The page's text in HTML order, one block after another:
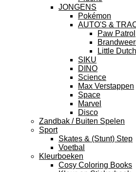
JONGENS
Pokémon
AUTO'S &
Paw Patrol
Little
SIKU
DINO
Science
Max Verstappen
Space
Marvel
Disco
Zandbak / Buiten Spelen
Sport
Skates & (Stunt) Step
Voetbal
Kleurboeken
Cosy Coloring Books